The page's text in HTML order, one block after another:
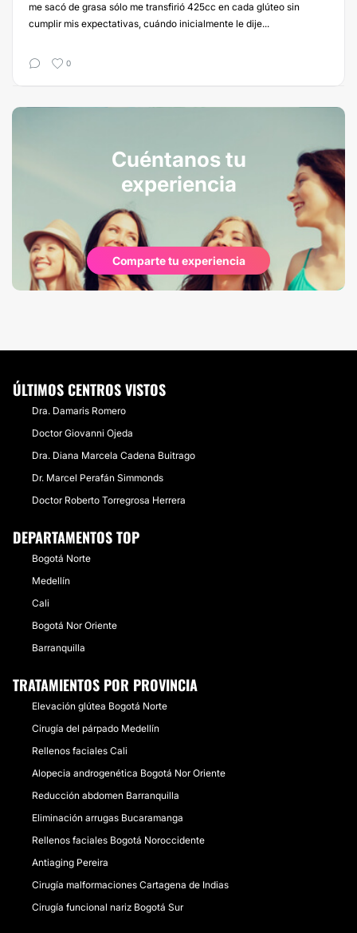
me sacó de grasa sólo me transfirió 425cc en cada glúteo sin
cumplir mis expectativas, cuándo inicialmente le dije...
0
Cuéntanos tu
experiencia
Comparte tu experiencia
ÚLTIMOS CENTROS VISTOS
Dra. Damaris Romero
Doctor Giovanni Ojeda
Dra. Diana Marcela Cadena Buitrago
Dr. Marcel Perafán Simmonds
Doctor Roberto Torregrosa Herrera
DEPARTAMENTOS TOP
Bogotá Norte
Medellín
Cali
Bogotá Nor Oriente
Barranquilla
TRATAMIENTOS POR PROVINCIA
Elevación glútea Bogotá Norte
Cirugía del párpado Medellín
Rellenos faciales Cali
Alopecia androgenética Bogotá Nor Oriente
Reducción abdomen Barranquilla
Eliminación arrugas Bucaramanga
Rellenos faciales Bogotá Noroccidente
Antiaging Pereira
Cirugía malformaciones Cartagena de Indias
Cirugía funcional nariz Bogotá Sur